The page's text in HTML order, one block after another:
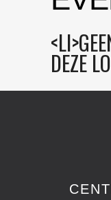
DEZE